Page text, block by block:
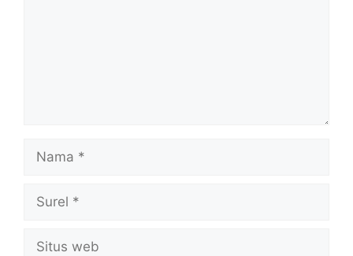
Nama
Surel
Situs